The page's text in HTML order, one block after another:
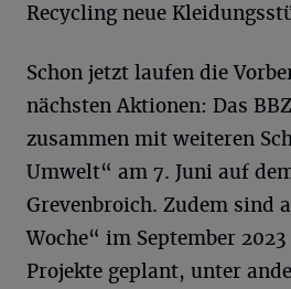
Recycling neue
Schon jetzt laufen die
nächsten Aktionen: Das
zusammen mit weiteren
Umwelt“ am 7. Juni auf
Grevenbroich. Zudem sind
Woche“ im September
Projekte geplant, unter